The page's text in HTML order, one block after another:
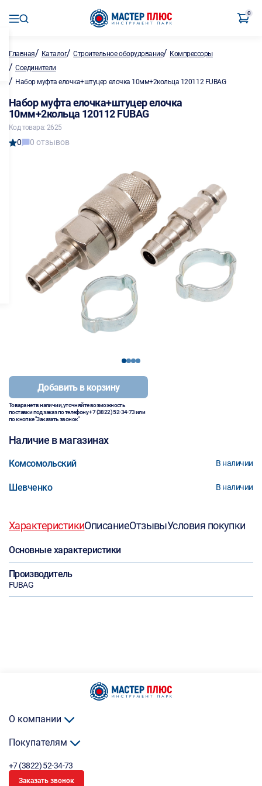
0
Главная/ Каталог/Строительное оборудование/ Компрессоры
/ Соединители
/ Набор муфта елочка+штуцер елочка 10мм+2кольца 120112 FUBAG
Набор муфта елочка+штуцер елочка
10мм+2кольца 120112 FUBAG
Код товара: 2625
0 0 отзывов
1234
Добавить в корзину
Товара нет в наличии, уточняйте возможность
поставки под заказ по телефону+7 (3822) 52-34-73или
по кнопке "Заказать звонок"
Наличие в магазинах
Комсомольский В наличии
Шевченко В наличии
ХарактеристикиОписаниеОтзывыУсловия покупки
Основные характеристики
Производитель
FUBAG
О компании
Покупателям
+7 (3822) 52-34-73
Заказать звонок